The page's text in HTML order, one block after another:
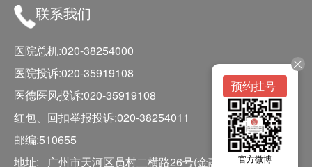
联系我们
医院总机:020-38254000
医院投诉:020-35919108
医德医风投诉:020-35919108
红包、回扣举报投诉:020-38254011
邮编:510655
地址: 广州市天河区员村二横路26号(金融城院区)
预约挂号
官方微博